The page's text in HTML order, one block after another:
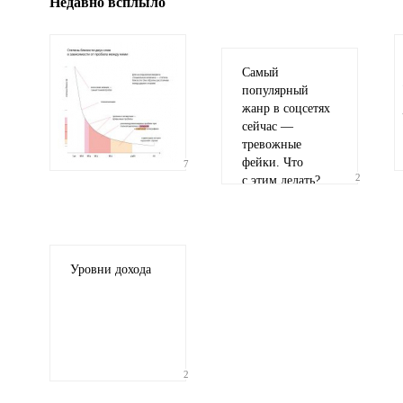
7
Самый
популярный
жанр в соцсетях
сейчас —
тревожные
фейки. Что
с этим делать?
2
Уровни дохода
2